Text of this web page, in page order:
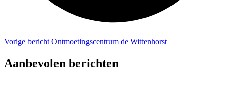
Vorige bericht Ontmoetingscentrum de Wittenhorst
Aanbevolen berichten